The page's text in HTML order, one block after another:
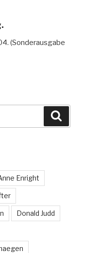
(Sonderausgabe
Enright
Donald Judd